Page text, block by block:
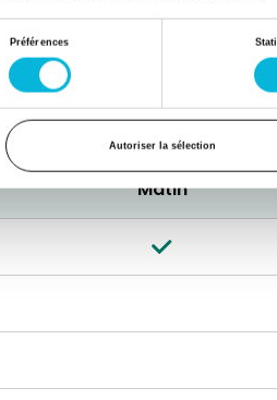
Préférences
Autoriser la sélection
1,4000, Liège
Matin